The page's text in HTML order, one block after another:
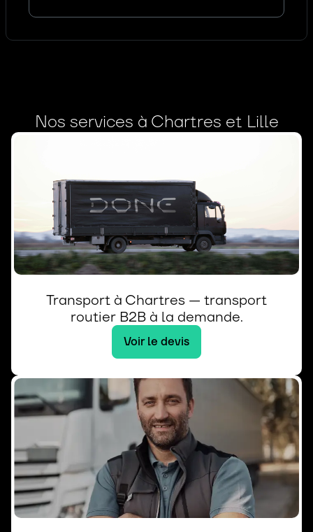
Nos services à Chartres et Lille
Transport à Chartres — transport
routier B2B à la demande.
Voir le devis